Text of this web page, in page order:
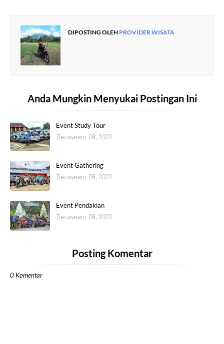
DIPOSTING OLEH PROVIDER WISATA
Anda Mungkin Menyukai Postingan Ini
Event Study Tour
Decaveenr 08, 2022
Event Gathering
Decaveenr 08, 2022
Event Pendakian
Decaveenr 08, 2022
Posting Komentar
0 Komentar